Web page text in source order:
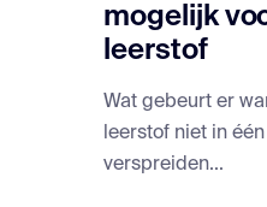
mogelijk
leerstof
Wat gebeurt er
leerstof niet in
verspreiden...